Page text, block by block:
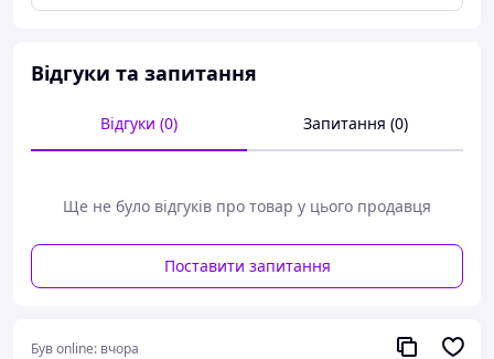
Відгуки та запитання
Відгуки (0) Запитання (0)
Ще не було відгуків про товар у цього продавця
Поставити запитання
Був online: вчора